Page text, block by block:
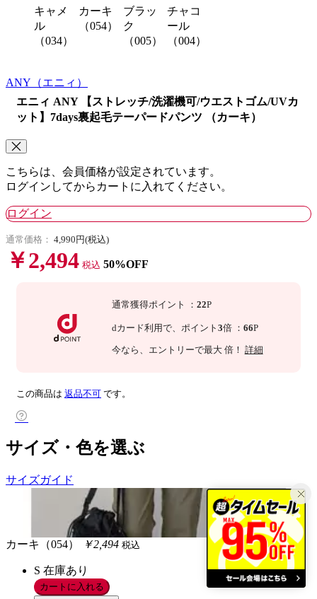
キャメ
ル
（034）
カーキ
（054）
ブラッ
ク
（005）
チャコ
ール
（004）
ANY （エニィ）
エニィ ANY 【ストレッチ/洗濯機可/ウエストゴム/UVカ
ット】7days裏起毛テーパードパンツ （カーキ）
こちらは、会員価格が設定されています。
ログインしてからカートに入れてください。
ログイン
通常価格： 4,990円(税込)
￥2,494 税込 50%OFF
通常獲得ポイント ： 22P
dカード利用で、 ポイント 3倍 ： 66P
今なら 、エントリーで最大 倍！ 詳細
この商品は 返品不可 です。
サイズ・色を選ぶ
サイズガイド
カーキ（054） ￥2,494 税込
S 在庫あり
カートに入れる